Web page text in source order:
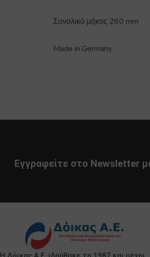
Συνολικό μήκος 260 mm
Made in Germany
Εγγραφείτε στο Newsletter